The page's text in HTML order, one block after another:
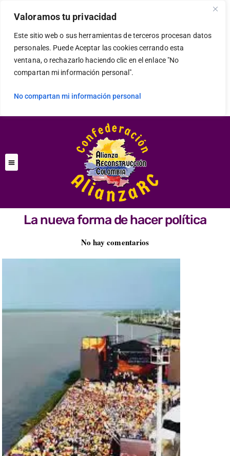
Valoramos tu privacidad
Este sitio web o sus herramientas de terceros procesan datos
personales. Puede Aceptar las cookies cerrando esta
ventana, o rechazarlo haciendo clic en el enlace "No
compartan mi información personal".
No compartan mi información personal
La nueva forma de hacer política
No hay comentarios